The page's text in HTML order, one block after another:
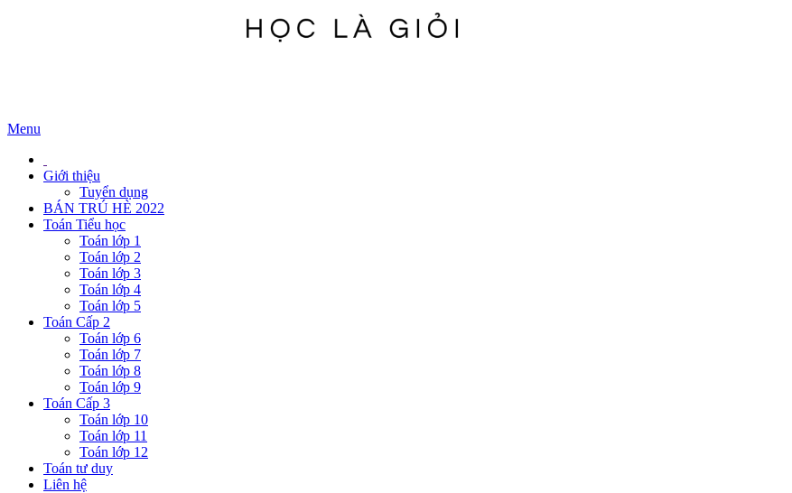
Menu
Giới thiệu
Tuyển dụng
BÁN TRÚ HÈ 2022
Toán Tiểu học
Toán lớp 1
Toán lớp 2
Toán lớp 3
Toán lớp 4
Toán lớp 5
Toán Cấp 2
Toán lớp 6
Toán lớp 7
Toán lớp 8
Toán lớp 9
Toán Cấp 3
Toán lớp 10
Toán lớp 11
Toán lớp 12
Toán tư duy
Liên hệ